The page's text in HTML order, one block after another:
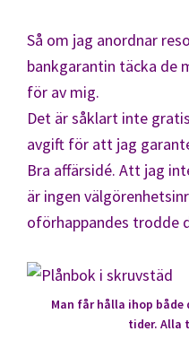
Så om jag anordnar
bankgarantin täcka de
för av mig.
Det är såklart inte
avgift för att jag
Bra affärsidé. Att jag
är ingen
oförhappandes trodde
Man får hålla ihop både
tider. Alla